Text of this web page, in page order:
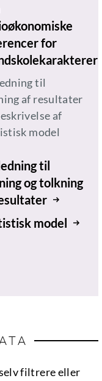
for
til
af resultater
af
model
til
og tolkning
model
filtrere eller